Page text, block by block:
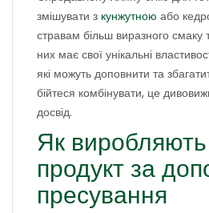
змішувати з кунжутною або
стравам більш виразного
них має свої унікальні
які можуть доповнити та
бійтеся комбінувати, це
досвід.
Як
продукт за
пресування